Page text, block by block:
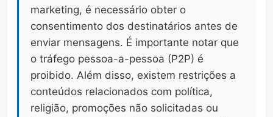
marketing, é necessário obter o
consentimento dos destinatários antes de
enviar mensagens. É importante notar que
o tráfego pessoa-a-pessoa (P2P) é
proibido. Além disso, existem restrições a
conteúdos relacionados com política,
religião, promoções não solicitadas ou